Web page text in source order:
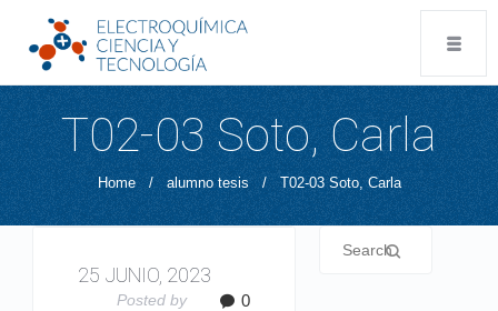
T02-03 Soto, Carla
Home / alumno tesis / T02-03 Soto, Carla
25 JUNIO, 2023
Posted by
0